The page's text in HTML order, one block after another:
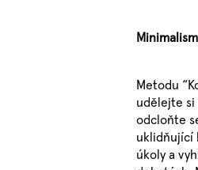
Metodu
udělejte si
odcloňte
uklidňující
úkoly a